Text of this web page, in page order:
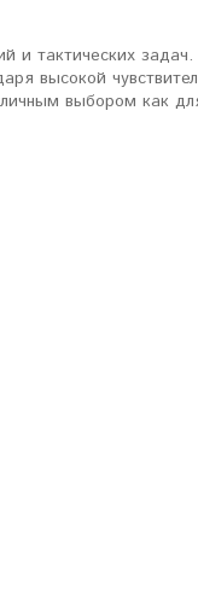
и тактических
высокой
выбором как